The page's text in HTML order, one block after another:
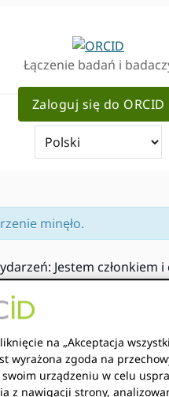
Łączenie badań i
Zaloguj się do ORCID
minęło.
Jestem członkiem
2024 r.
gdziejesteś:Nie
Próbować przeładowanieStrona.
na „Akceptacja
wyrażona zgoda na
swoim urządzeniu w celu
z nawigacji strony,